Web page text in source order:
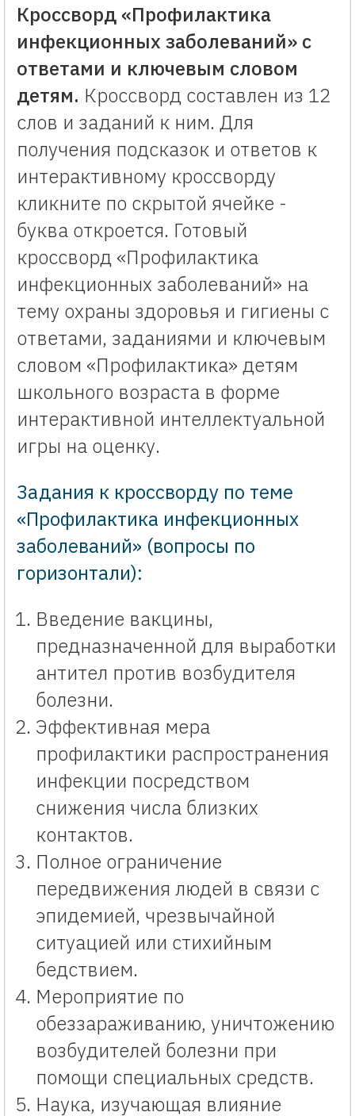
Кроссворд «Профилактика
инфекционных заболеваний» с
ответами и ключевым словом
детям. Кроссворд составлен из 12
слов и заданий к ним. Для
получения подсказок и ответов к
интерактивному кроссворду
кликните по скрытой ячейке -
буква откроется. Готовый
кроссворд «Профилактика
инфекционных заболеваний» на
тему охраны здоровья и гигиены с
ответами, заданиями и ключевым
словом «Профилактика» детям
школьного возраста в форме
интерактивной интеллектуальной
игры на оценку.
Задания к кроссворду по теме
«Профилактика инфекционных
заболеваний» (вопросы по
горизонтали):
Введение вакцины,
предназначенной для выработки
антител против возбудителя
болезни.
Эффективная мера
профилактики распространения
инфекции посредством
снижения числа близких
контактов.
Полное ограничение
передвижения людей в связи с
эпидемией, чрезвычайной
ситуацией или стихийным
бедствием.
Мероприятие по
обеззараживанию, уничтожению
возбудителей болезни при
помощи специальных средств.
Наука, изучающая влияние